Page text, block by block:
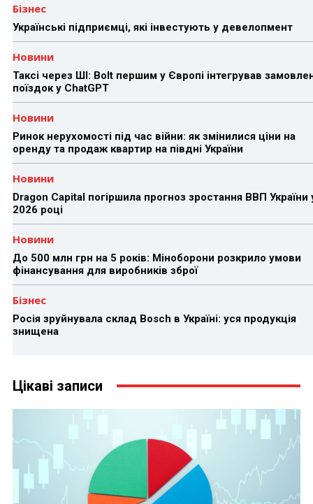
Бізнес
Українські підприємці, які інвестують у девелопмент
Новини
Таксі через ШІ: Bolt першим у Європі інтегрував
поїздок у ChatGPT
Новини
Ринок нерухомості під час війни: як змінилися ціни на
оренду та продаж квартир на півдні України
Новини
Dragon Capital погіршила прогноз зростання ВВП України
2026 році
Новини
До 500 млн грн на 5 років: Міноборони розкрило умови
фінансування для виробників зброї
Бізнес
Росія зруйнувала склад Bosch в Україні: уся продукція
знищена
Цікаві записи